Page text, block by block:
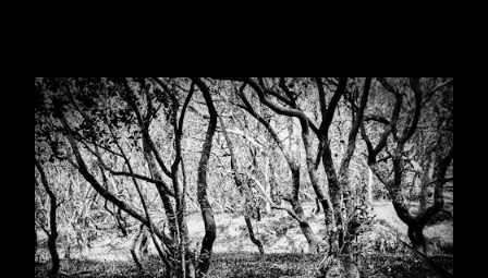
Expo in het Gorcums Museum | 27 april 2022 -
jan 2023
Expo in de Synagoge van Buren | 12-15 mei 2022
Cover voor EP Luc Pustjens: Better days lie
ahead